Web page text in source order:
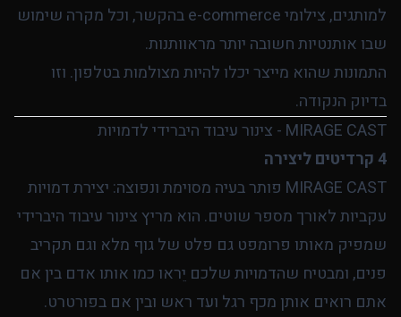
למותגים, צילומי e-commerce בהקשר, וכל מקרה שימוש
שבו אותנטיות חשובה יותר מראוותנות.
התמונות שהוא מייצר יכלו להיות מצולמות בטלפון. וזו
בדיוק הנקודה.
MIRAGE CAST - צינור עיבוד היברידי לדמויות
4 קרדיטים ליצירה
MIRAGE CAST פותר בעיה מסוימת ונפוצה: יצירת דמויות
עקביות לאורך מספר שוטים. הוא מריץ צינור עיבוד היברידי
שמפיק מאותו פרומפט גם פלט של גוף מלא וגם תקריב
פנים, ומבטיח שהדמויות שלכם יֵראו כמו אותו אדם בין אם
אתם רואים אותן מכף רגל ועד ראש ובין אם בפורטרט.